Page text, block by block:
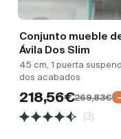
Conjunto mueble
Ávila Dos Slim
45 cm, 1 puerta
dos acabados
218,56€269,83€
(3)